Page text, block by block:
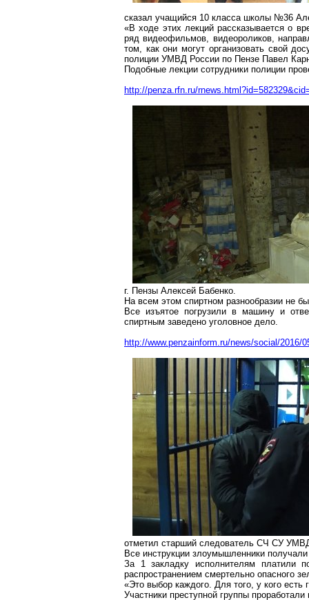
сказал учащийся 10 класса школы №36
«В ходе этих лекций рассказывается о
ряд видеофильмов, видеороликов,
том, как они могут организовать свой
полиции УМВД России по Пензе Павел
Подобные лекции сотрудники полиции
http://penza.rfn.ru/
г. Пензы Алексей Бабенко.
На всем этом спиртном разнообразии не
Все изъятое погрузили в машину и
спиртным заведено уголовное дело.
http://www.penzainform.ru/news/social/
отметил старший следователь СЧ СУ
Все инструкции злоумышленники
За 1 закладку исполнителям платили
распространением смертельно опасного
«Это выбор каждого. Для того, у кого есть
Участники преступной группы